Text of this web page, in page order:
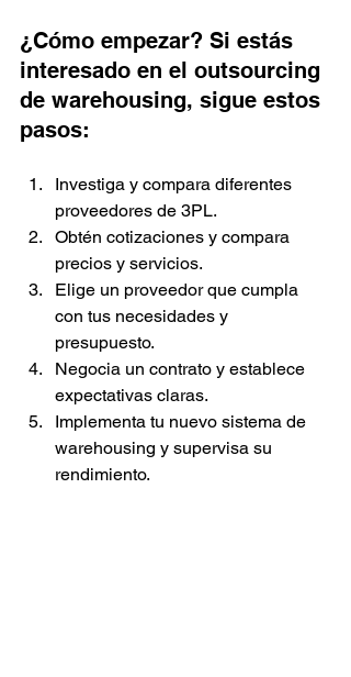
¿Cómo empezar? Si estás
interesado en el outsourcing
de warehousing, sigue estos
pasos:
Investiga y compara diferentes
proveedores de 3PL.
Obtén cotizaciones y compara
precios y servicios.
Elige un proveedor que cumpla
con tus necesidades y
presupuesto.
Negocia un contrato y establece
expectativas claras.
Implementa tu nuevo sistema de
warehousing y supervisa su
rendimiento.